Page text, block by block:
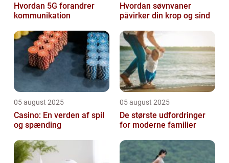
Hvordan 5G forandrer
kommunikation
Hvordan søvnvaner
påvirker din krop og sind
05 august 2025
Casino: En verden af spil
og spænding
05 august 2025
De største udfordringer
for moderne familier